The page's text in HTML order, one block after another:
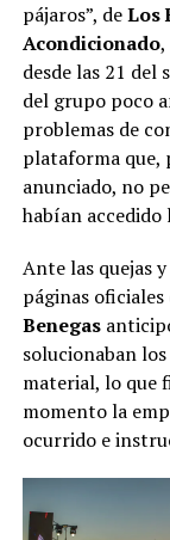
pájaros”, deLos
Acondicionado,
desde las 21 del
del grupo poco
problemas de
plataforma que,
anunciado, no
habían accedido
Ante las quejas
páginas
Benegas
solucionaban
material, lo que
momento la
ocurrido e